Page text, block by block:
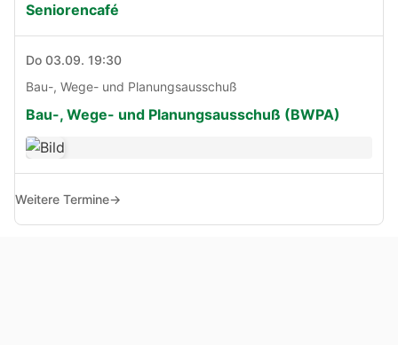
Seniorencafé
Do 03.09. 19:30
Bau-, Wege- und Planungsausschuß
Bau-, Wege- und Planungsausschuß (BWPA)
Weitere Termine→